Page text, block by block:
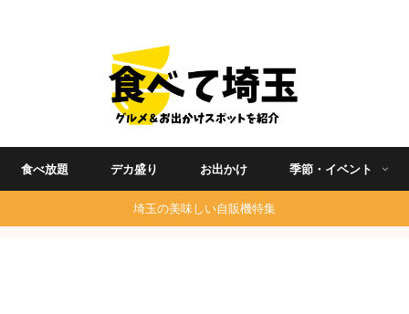
食べ放題 デカ盛り お出かけ 季節・イベント
埼玉の美味しい自販機特集